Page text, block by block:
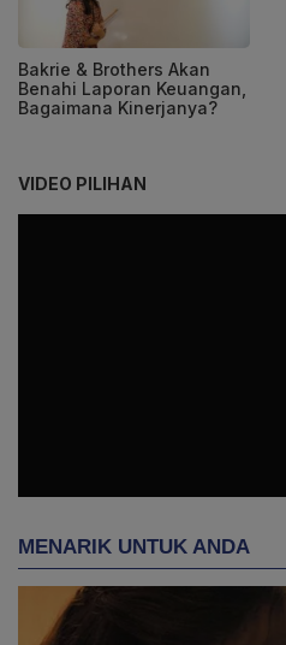
Bakrie & Brothers Akan
Benahi Laporan Keuangan,
Bagaimana Kinerjanya?
VIDEO PILIHAN